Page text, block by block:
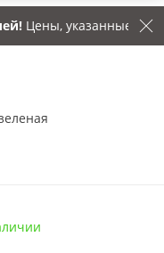
указанные на сайте,